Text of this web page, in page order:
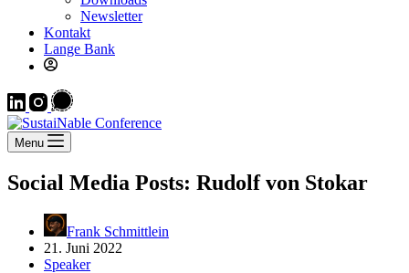
Newsletter
Kontakt
Lange Bank
Menu
Social Media Posts: Rudolf von Stokar
Frank Schmittlein
21. Juni 2022
Speaker